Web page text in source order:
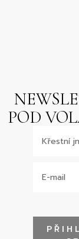
POD